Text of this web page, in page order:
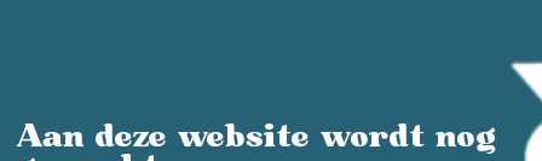
Aan deze website wordt nog